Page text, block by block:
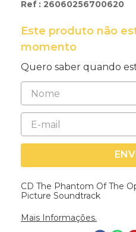
: 26060256700620
Este produto não
momento
Quero saber quando
CD The Phantom Of The
Picture Soundtrack
Mais Informações.